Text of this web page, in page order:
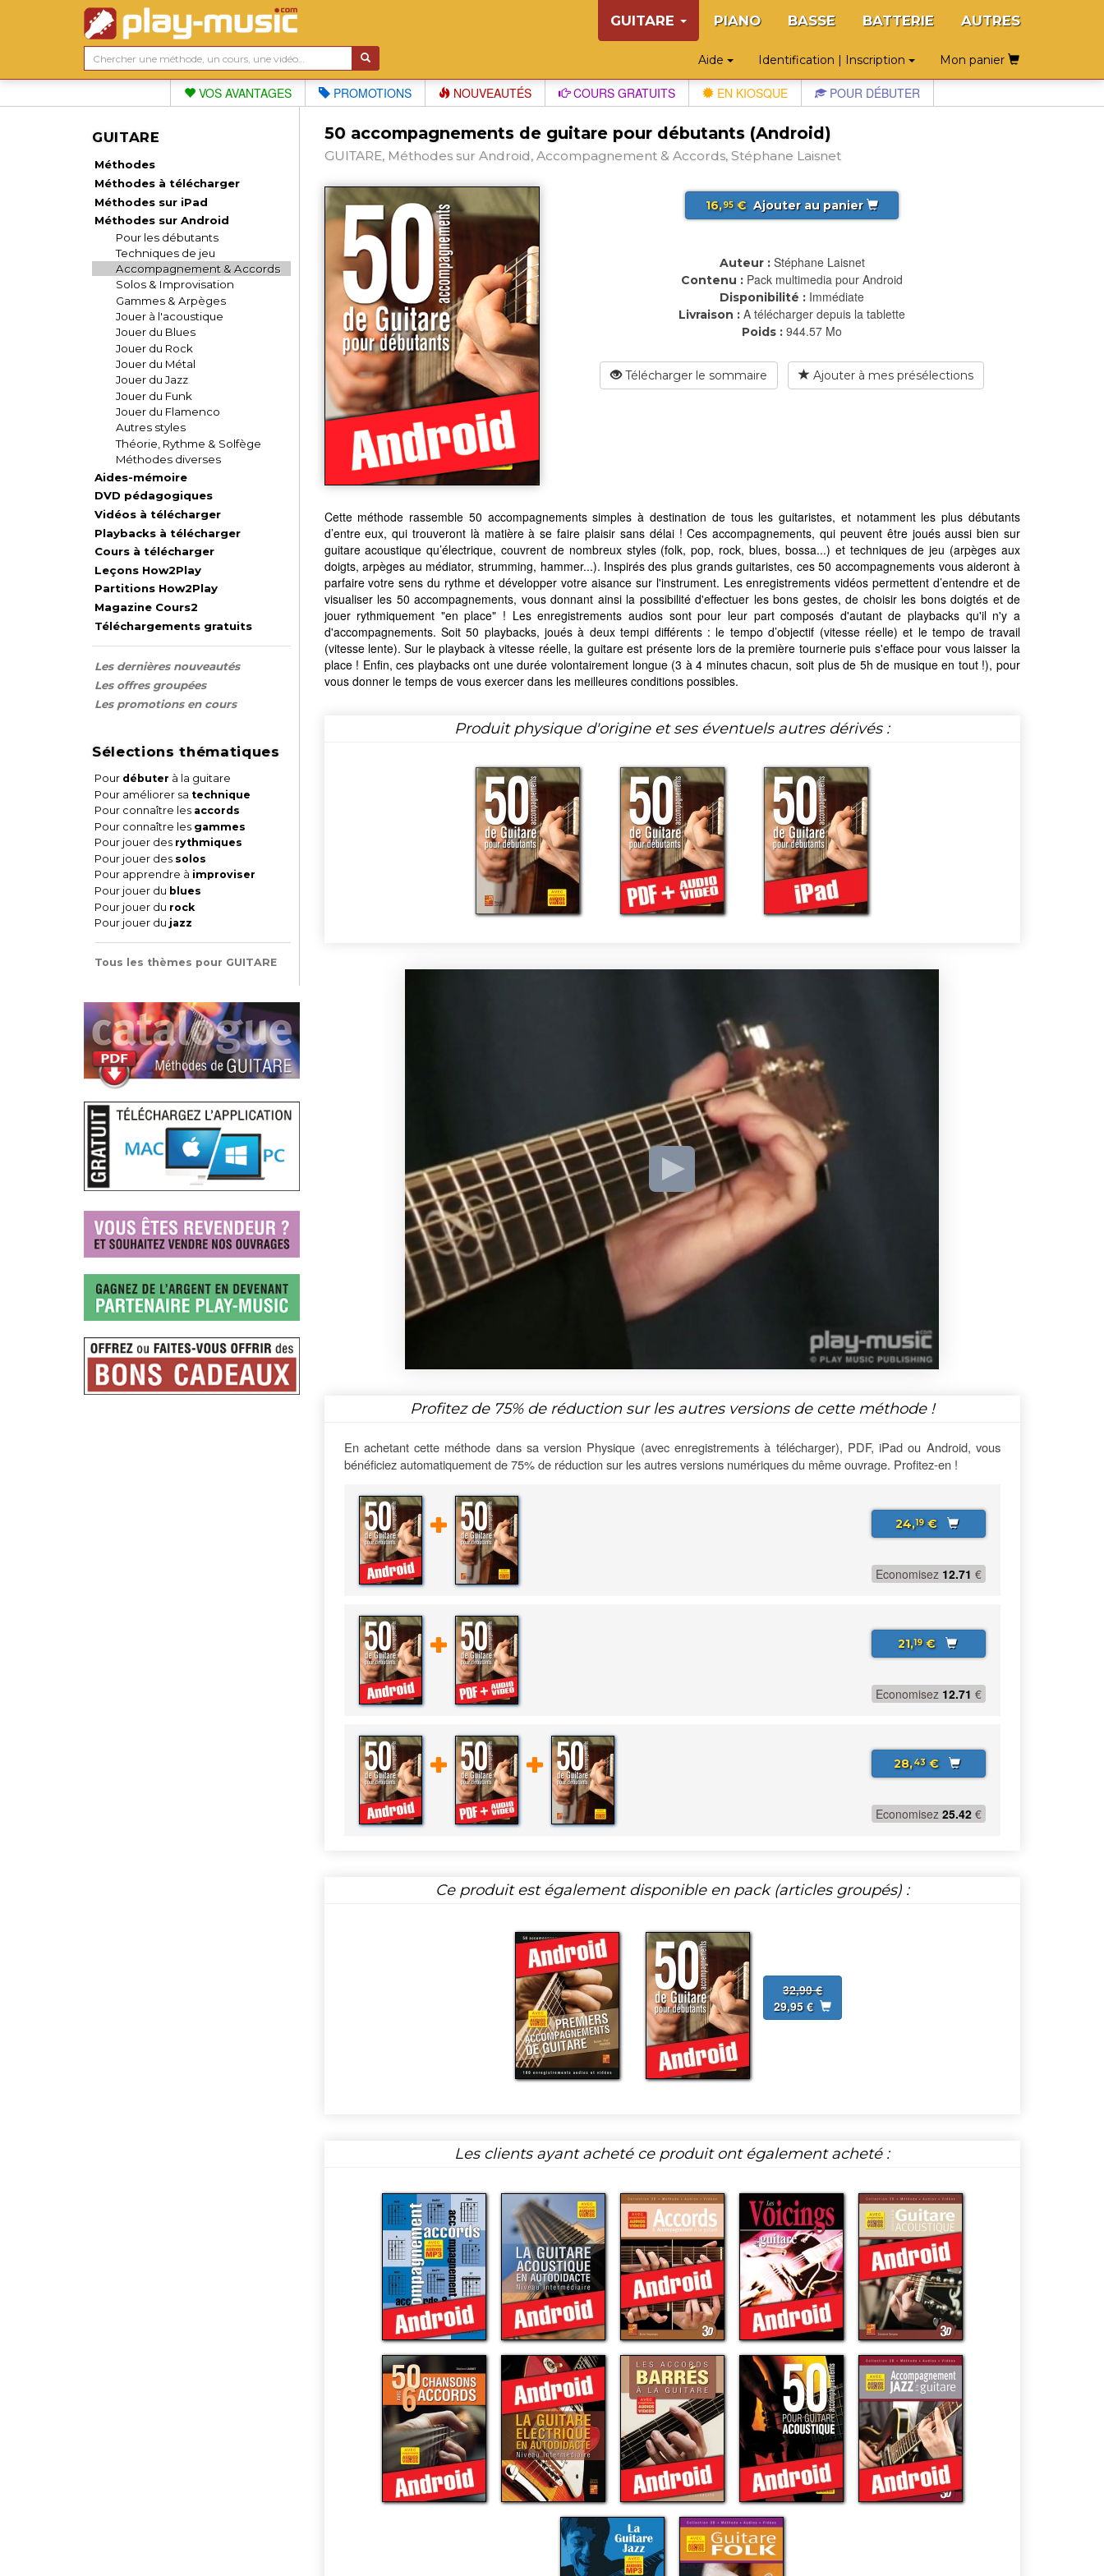
GUITARE PIANO BASSE BATTERIE AUTRES
Aide Identification | Inscription Mon panier
VOS AVANTAGES PROMOTIONS NOUVEAUTÉS COURS GRATUITS EN KIOSQUE POUR DÉBUTER
GUITARE
Méthodes
Méthodes à télécharger
Méthodes sur iPad
Méthodes sur Android
Pour les débutants
Techniques de jeu
Accompagnement & Accords
Solos & Improvisation
Gammes & Arpèges
Jouer à l'acoustique
Jouer du Blues
Jouer du Rock
Jouer du Métal
Jouer du Jazz
Jouer du Funk
Jouer du Flamenco
Autres styles
Théorie, Rythme & Solfège
Méthodes diverses
Aides-mémoire
DVD pédagogiques
Vidéos à télécharger
Playbacks à télécharger
Cours à télécharger
Leçons How2Play
Partitions How2Play
Magazine Cours2
Téléchargements gratuits
Les dernières nouveautés
Les offres groupées
Les promotions en cours
Sélections thématiques
Pour débuter à la guitare
Pour améliorer sa technique
Pour connaître les accords
Pour connaître les gammes
Pour jouer des rythmiques
Pour jouer des solos
Pour apprendre à improviser
Pour jouer du blues
Pour jouer du rock
Pour jouer du jazz
Tous les thèmes pour GUITARE
50 accompagnements de guitare pour débutants (Android)
GUITARE, Méthodes sur Android, Accompagnement & Accords, Stéphane Laisnet
16,95€ Ajouter au panier
Auteur : Stéphane Laisnet
Contenu : Pack multimedia pour Android
Disponibilité : Immédiate
Livraison : A télécharger depuis la tablette
Poids : 944.57 Mo
Télécharger le sommaire Ajouter à mes présélections
Cette méthode rassemble 50 accompagnements simples à destination de tous les guitaristes, et notamment les plus débutants
d’entre eux, qui trouveront là matière à se faire plaisir sans délai ! Ces accompagnements, qui peuvent être joués aussi bien sur
guitare acoustique qu’électrique, couvrent de nombreux styles (folk, pop, rock, blues, bossa...) et techniques de jeu (arpèges aux
doigts, arpèges au médiator, strumming, hammer...). Inspirés des plus grands guitaristes, ces 50 accompagnements vous aideront à
parfaire votre sens du rythme et développer votre aisance sur l'instrument. Les enregistrements vidéos permettent d’entendre et de
visualiser les 50 accompagnements, vous donnant ainsi la possibilité d'effectuer les bons gestes, de choisir les bons doigtés et de
jouer rythmiquement "en place" ! Les enregistrements audios sont pour leur part composés d'autant de playbacks qu'il n'y a
d'accompagnements. Soit 50 playbacks, joués à deux tempi différents : le tempo d’objectif (vitesse réelle) et le tempo de travail
(vitesse lente). Sur le playback à vitesse réelle, la guitare est présente lors de la première tournerie puis s'efface pour vous laisser la
place ! Enfin, ces playbacks ont une durée volontairement longue (3 à 4 minutes chacun, soit plus de 5h de musique en tout !), pour
vous donner le temps de vous exercer dans les meilleures conditions possibles.
Produit physique d'origine et ses éventuels autres dérivés :
Profitez de 75%de réduction sur les autres versions de cette méthode !
En achetant cette méthode dans sa version Physique (avec enregistrements à télécharger), PDF, iPad ou Android, vous
bénéficiez automatiquement de 75% de réduction sur les autres versions numériques du même ouvrage. Profitez-en !
24,19€
Economisez 12.71 €
21,19€
Economisez 12.71 €
28,43€
Economisez 25.42 €
Ce produit est également disponible en pack (articles groupés) :
32,90 €
29,95 €
Les clients ayant acheté ce produit ont également acheté :